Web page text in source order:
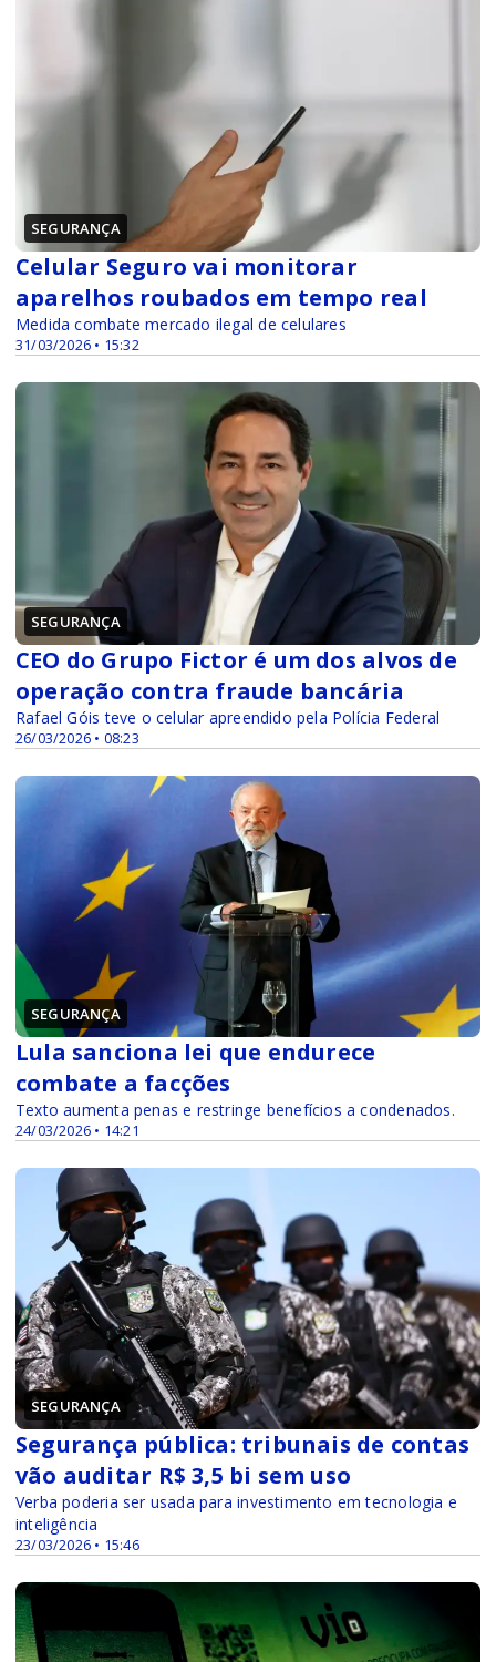
SEGURANÇA
31/03/2026 • 15:32
Celular Seguro vai monitorar
aparelhos roubados em tempo real
Medida combate mercado ilegal de celulares
SEGURANÇA
26/03/2026 • 08:23
CEO do Grupo Fictor é um dos alvos de
operação contra fraude bancária
Rafael Góis teve o celular apreendido pela Polícia Federal
SEGURANÇA
24/03/2026 • 14:21
Lula sanciona lei que endurece
combate a facções
Texto aumenta penas e restringe benefícios a condenados.
SEGURANÇA
23/03/2026 • 15:46
Segurança pública: tribunais de contas
vão auditar R$ 3,5 bi sem uso
Verba poderia ser usada para investimento em tecnologia e
inteligência